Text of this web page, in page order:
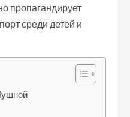
пропагандирует
среди детей и